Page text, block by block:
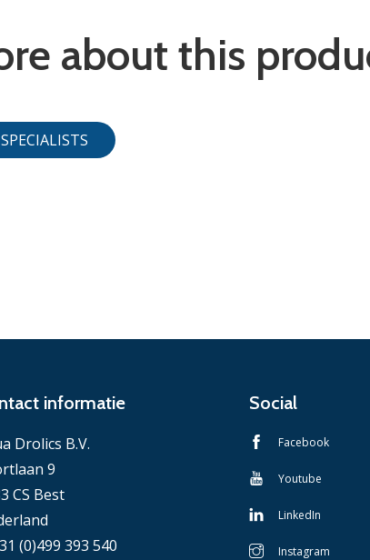
about this
informatie
Drolics B.V.
9
CS Best
(0)499 393 540
Social
Facebook
Youtube
LinkedIn
Instagram